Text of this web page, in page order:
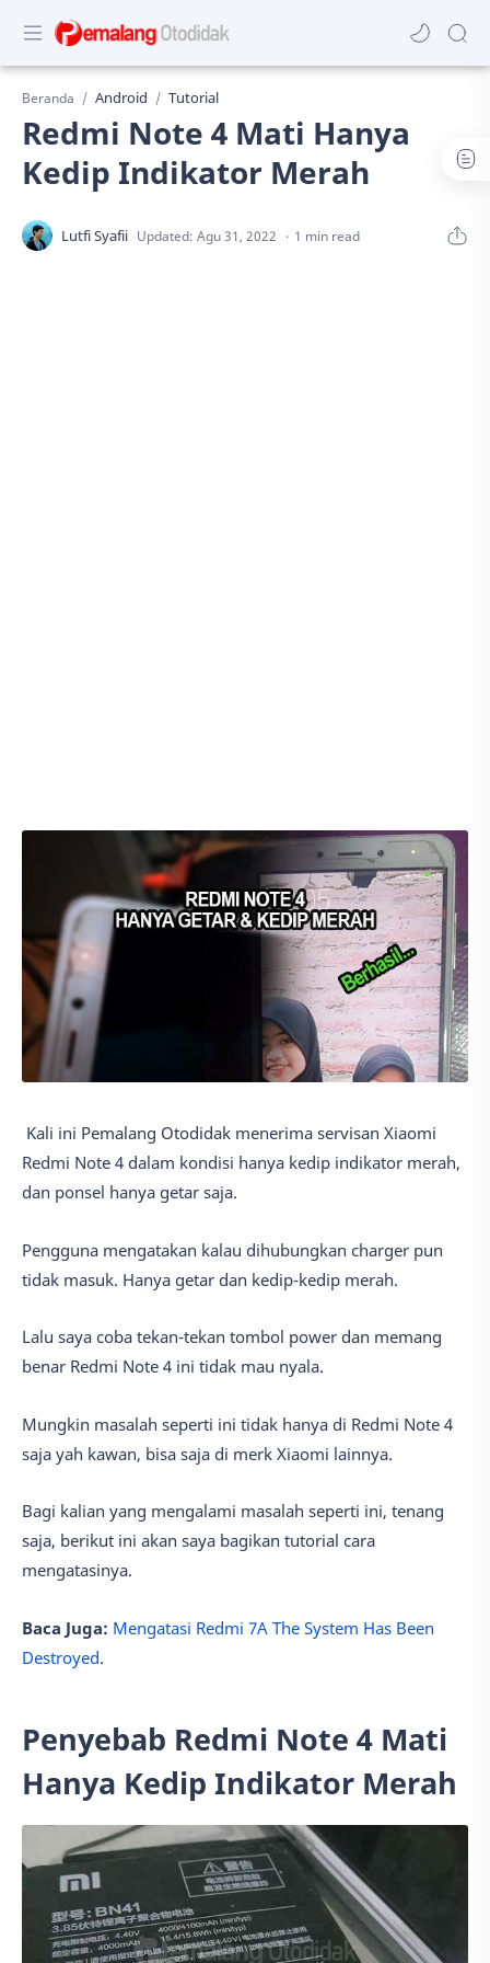
Beranda Android Tutorial
Redmi Note 4 Mati Hanya
Kedip Indikator Merah
1 min read
Kali ini Pemalang Otodidak menerima servisan Xiaomi
Redmi Note 4 dalam kondisi hanya kedip indikator merah,
dan ponsel hanya getar saja.
Pengguna mengatakan kalau dihubungkan charger pun
tidak masuk. Hanya getar dan kedip-kedip merah.
Lalu saya coba tekan-tekan tombol power dan memang
benar Redmi Note 4 ini tidak mau nyala.
Mungkin masalah seperti ini tidak hanya di Redmi Note 4
saja yah kawan, bisa saja di merk Xiaomi lainnya.
Bagi kalian yang mengalami masalah seperti ini, tenang
saja, berikut ini akan saya bagikan tutorial cara
mengatasinya.
Baca Juga: Mengatasi Redmi 7A The System Has Been
Destroyed.
Penyebab Redmi Note 4 Mati
Hanya Kedip Indikator Merah